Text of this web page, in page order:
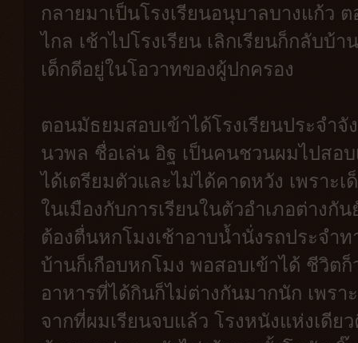
กลายมาเป็นโรงเรียนอนุบาลบางแก้ว
ไกล เช้าไปโรงเรียน เลิกเรียนก็กลับบ้
เด็กดีอยู่ในโอวาทของผู้ปกครอง
ตอนมัธยมสอบเข้าได้โรงเรียนประจำ
นวพล ชื่อเล่น อิฐ เป็นคนชวนผมไปสอ
ได้เตรียมตัวและไม่ได้คาดหวัง เพราะเ
ในเมืองกับการเรียนในตัวอำเภอต่างกั
ต้องตื่นหกโมงเช้าอาบน้ำนั่งรถประจำท
บ้านก็เกือบหกโมง พอสอบเข้าได้ ชีวิต
อาหารที่ได้กินก็ไม่ต่างกันมากนัก เพรา
จากที่ผมเรียนจบแล้ว โรงหนังแห่งเดีย